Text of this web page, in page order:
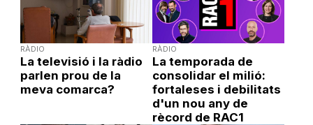
RÀDIO
La televisió i la ràdio
parlen prou de la
meva comarca?
RÀDIO
La temporada de
consolidar el milió:
fortaleses i debilitats
d'un nou any de
rècord de RAC1